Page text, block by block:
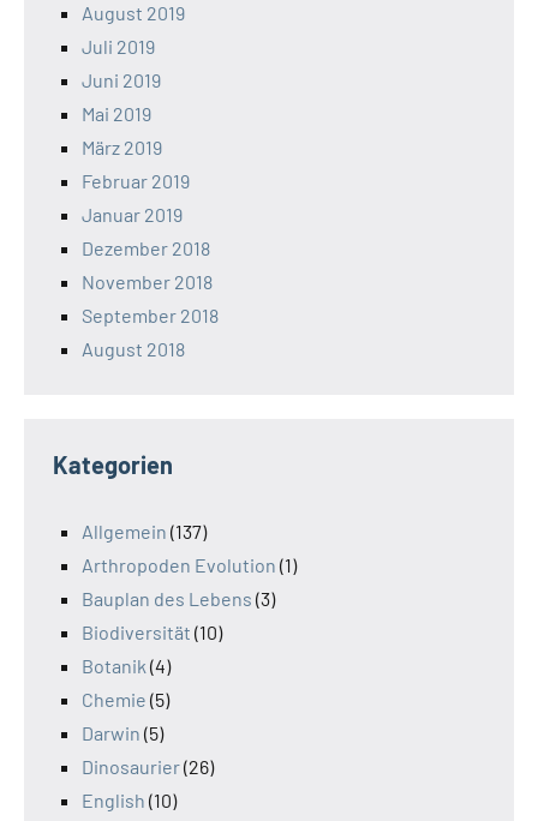
August 2019
Juli 2019
Juni 2019
Mai 2019
März 2019
Februar 2019
Januar 2019
Dezember 2018
November 2018
September 2018
August 2018
Kategorien
Allgemein (137)
Arthropoden Evolution (1)
Bauplan des Lebens (3)
Biodiversität (10)
Botanik (4)
Chemie (5)
Darwin (5)
Dinosaurier(26)
English (10)